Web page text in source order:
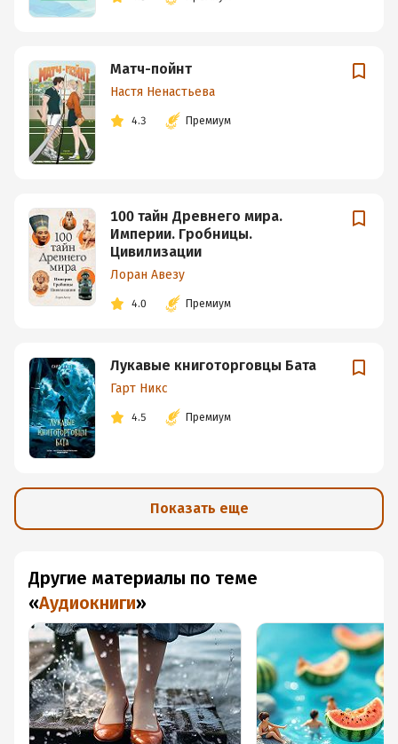
Матч-пойнт
Настя Ненастьева
4.3 Премиум
100 тайн Древнего мира.
Империи. Гробницы.
Цивилизации
Лоран Авезу
4.0 Премиум
Лукавые книготорговцы Бата
Гарт Никс
4.5 Премиум
Показать еще
Другие материалы по теме
«Аудиокниги»